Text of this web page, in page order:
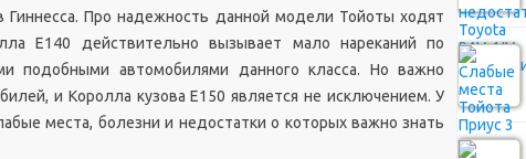
Гиннесса. Про надежность данной модели Тойоты ходят
Е140 действительно вызывает мало нареканий по
подобными автомобилями данного класса. Но важно
и Королла кузова Е150 является не исключением. У
места, болезни и недостатки о которых важно знать